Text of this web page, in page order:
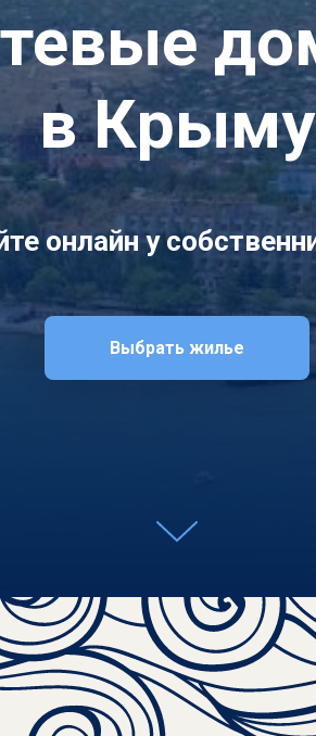
в Крыму
онлайн у
Выбрать жилье